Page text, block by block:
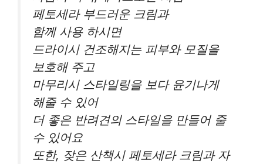
페토세라 부드러운 크림과
함께 사용 하시면
드라이시 건조해지는 피부와 모질을
보호해 주고
마무리시 스타일링을 보다 윤기나게
해줄 수 있어
더 좋은 반려견의 스타일을 만들어 줄
수 있어요
또한, 잦은 산책시 페토세라 크림과 자